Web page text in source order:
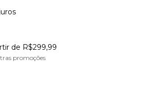
de R$299,99
promoções